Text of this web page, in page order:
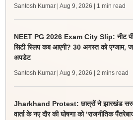
Santosh Kumar | Aug 9, 2026 | 1 min read
NEET PG 2026 Exam City Slip: नीट
सिटी स्लिप कब आएगी? 30 अगस्त को एग्जाम,
अपडेट
Santosh Kumar | Aug 9, 2026 | 2 mins read
Jharkhand Protest: छात्रों ने झारखंड
वार्ता के नए दौर की घोषणा को ‘राजनीतिक